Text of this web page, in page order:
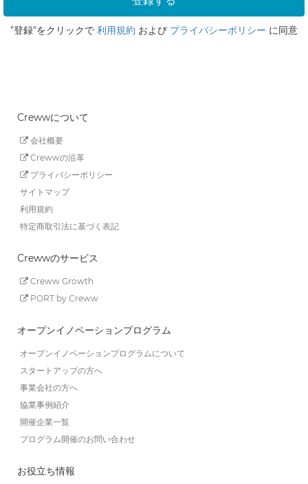
"登録"をクリックで 利用規約 および プライバシーポリシー に同意
Crewwについて
会社概要
Crewwの沿革
プライバシーポリシー
サイトマップ
利用規約
特定商取引法に基づく表記
Crewwのサービス
Creww Growth
PORT by Creww
オープンイノベーションプログラム
オープンイノベーションプログラムについて
スタートアップの方へ
事業会社の方へ
協業事例紹介
開催企業一覧
プログラム開催のお問い合わせ
お役立ち情報